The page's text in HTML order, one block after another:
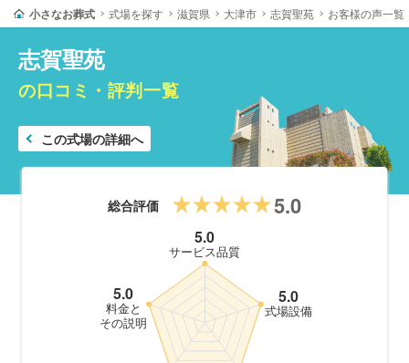
小さなお葬式 式場を探す 滋賀県 大津市 志賀聖苑 お客様の声一覧
志賀聖苑
の口コミ・評判一覧
この式場の詳細へ
総合評価 5.0
5.0
サービス品質
5.0
式場設備
5.0
料金と
その説明